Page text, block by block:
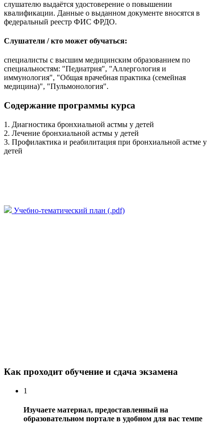
слушателю выдаётся удостоверение о повышении
квалификации. Данные о выданном документе вносятся в
федеральный реестр ФИС ФРДО.
Слушатели / кто может обучаться:
специалисты с высшим медицинским образованием по
специальностям: "Педиатрия", "Аллергология и
иммунология", "Общая врачебная практика (семейная
медицина)", "Пульмонология".
Содержание программы курса
1. Диагностика бронхиальной астмы у детей
2. Лечение бронхиальной астмы у детей
3. Профилактика и реабилитация при бронхиальной астме у
детей
Учебно-тематический план (.pdf)
Как проходит обучение и сдача экзамена
1
Изучаете материал, предоставленный на
образовательном портале в удобном для вас темпе